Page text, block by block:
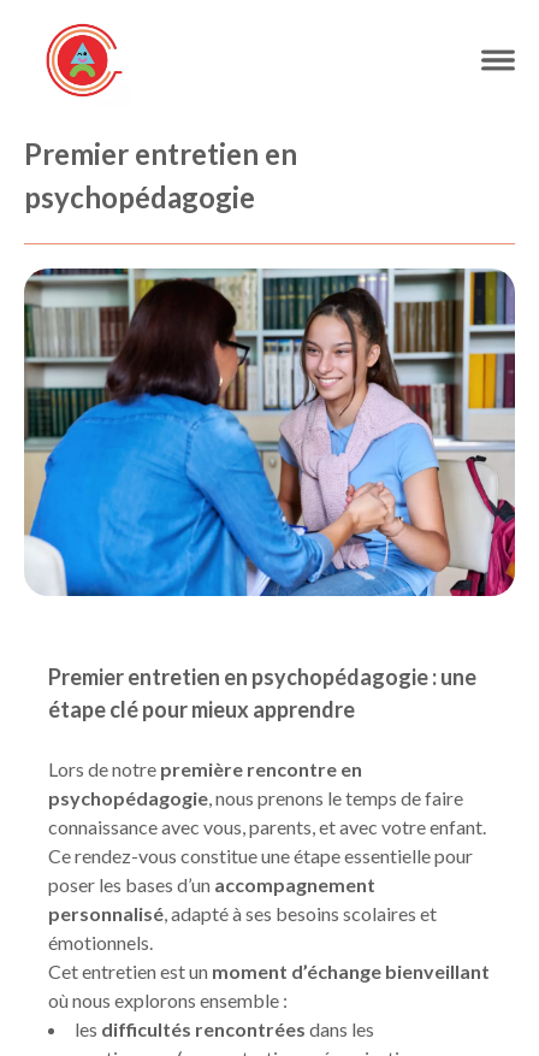
Premier entretien en
psychopédagogie
Premier entretien en psychopédagogie : une
étape clé pour mieux apprendre
Lors de notre première rencontre en
psychopédagogie, nous prenons le temps de faire
connaissance avec vous, parents, et avec votre enfant.
Ce rendez-vous constitue une étape essentielle pour
poser les bases d’un accompagnement
personnalisé, adapté à ses besoins scolaires et
émotionnels.
Cet entretien est un moment d’échange bienveillant
où nous explorons ensemble :
les difficultés rencontrées dans les